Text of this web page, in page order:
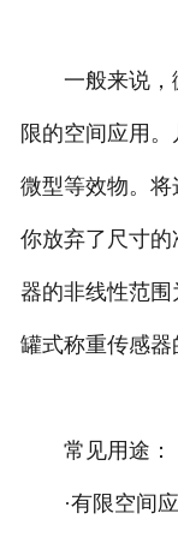
一般来说，
限的空间应用
微型等效物。
你放弃了尺寸
器的非线性范围
罐式称重传感器
常见用途：
·有限空间应